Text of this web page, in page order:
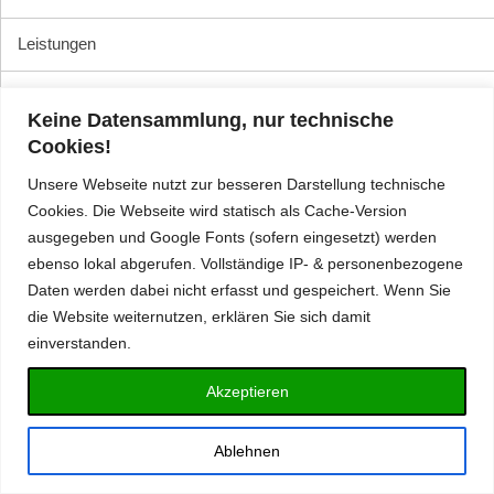
Keine Datensammlung, nur technische
Cookies!
Unsere Webseite nutzt zur besseren Darstellung technische
Cookies. Die Webseite wird statisch als Cache-Version
ausgegeben und Google Fonts (sofern eingesetzt) werden
ebenso lokal abgerufen. Vollständige IP- & personenbezogene
Daten werden dabei nicht erfasst und gespeichert. Wenn Sie
die Website weiternutzen, erklären Sie sich damit
einverstanden.
Ablehnen
Akzeptieren
Leistungen
Referenzen
BEISPIELTEXT
BLA BLA BLA
Copyright © 2026Montageservice Eslohe Detlev Baldeau. All Rights